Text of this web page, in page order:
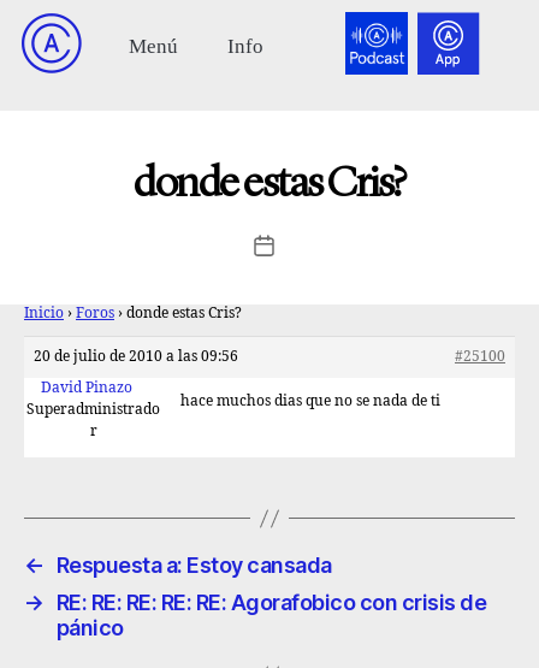
donde estas Cris?
Inicio › Foros › donde estas Cris?
20 de julio de 2010 a las 09:56
#25100
David Pinazo
Superadministrado
r
hace muchos dias que no se nada de ti
←
Respuesta a: Estoy cansada
→
RE: RE: RE: RE: RE: Agorafobico con crisis de
pánico